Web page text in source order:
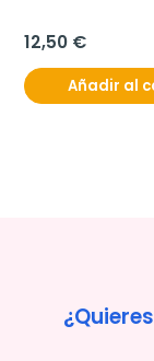
12,50 €
Añadir al